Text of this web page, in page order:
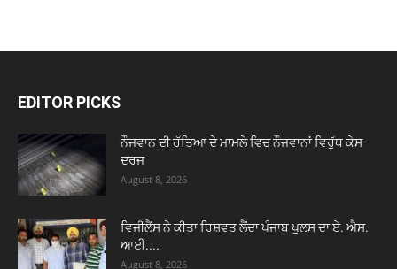
EDITOR PICKS
ਨੌਜਵਾਨ ਦੀ ਹੱਤਿਆ ਦੇ ਮਾਮਲੇ ਵਿਚ ਨੌਜਵਾਨਾਂ ਵਿਰੁੱਧ ਕੇਸ
ਦਰਜ
August 8, 2026
ਵਿਜੀਲੈਂਸ ਨੇ ਕੀਤਾ ਰਿਸ਼ਵਤ ਲੈਂਦਾ ਪੰਜਾਬ ਪੁਲਸ ਦਾ ਏ. ਐਸ.
ਆਈ....
August 8, 2026